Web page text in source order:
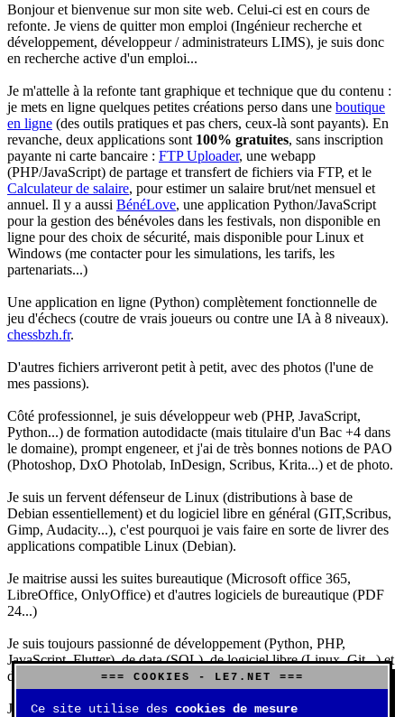
Bonjour et bienvenue sur mon site web. Celui-ci est en cours de
refonte. Je viens de quitter mon emploi (Ingénieur recherche et
développement, développeur / administrateurs LIMS), je suis donc
en recherche active d'un emploi...
Je m'attelle à la refonte tant graphique et technique que du contenu :
je mets en ligne quelques petites créations perso dans une boutique
en ligne (des outils pratiques et pas chers, ceux-là sont payants). En
revanche, deux applications sont 100% gratuites, sans inscription
payante ni carte bancaire : FTP Uploader, une webapp
(PHP/JavaScript) de partage et transfert de fichiers via FTP, et le
Calculateur de salaire, pour estimer un salaire brut/net mensuel et
annuel. Il y a aussi BénéLove, une application Python/JavaScript
pour la gestion des bénévoles dans les festivals, non disponible en
ligne pour des choix de sécurité, mais disponible pour Linux et
Windows (me contacter pour les simulations, les tarifs, les
partenariats...)
Une application en ligne (Python) complètement fonctionnelle de
jeu d'échecs (coutre de vrais joueurs ou contre une IA à 8 niveaux).
chessbzh.fr.
D'autres fichiers arriveront petit à petit, avec des photos (l'une de
mes passions).
Côté professionnel, je suis développeur web (PHP, JavaScript,
Python...) de formation autodidacte (mais titulaire d'un Bac +4 dans
le domaine), prompt engeneer, et j'ai de très bonnes notions de PAO
(Photoshop, DxO Photolab, InDesign, Scribus, Krita...) et de photo.
Je suis un fervent défenseur de Linux (distributions à base de
Debian essentiellement) et du logiciel libre en général (GIT,Scribus,
Gimp, Audacity...), c'est pourquoi je vais faire en sorte de livrer des
applications compatible Linux (Debian).
Je maitrise aussi les suites bureautique (Microsoft office 365,
LibreOffice, OnlyOffice) et d'autres logiciels de bureautique (PDF
24...)
Je suis toujours passionné de développement (Python, PHP,
JavaScript, Flutter), de data (SQL), de logiciel libre (Linux, Git...) et
d'IA (principalement Claude et DeepSeek).
J'aime jouer, surtout aux jeux de sociétés (Risk, Uno, Scrabble...),
=== COOKIES - LE7.NET ===
Ce site utilise des cookies de mesure